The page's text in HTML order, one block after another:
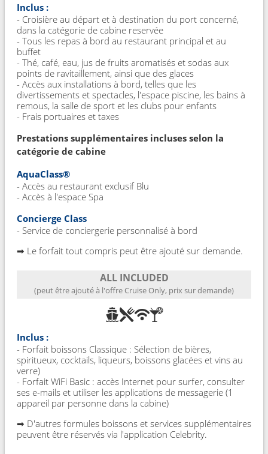
Inclus :
- Croisière au départ et à destination du port concerné,
dans la catégorie de cabine reservée
- Tous les repas à bord au restaurant principal et au
buffet
- Thé, café, eau, jus de fruits aromatisés et sodas aux
points de ravitaillement, ainsi que des glaces
- Accès aux installations à bord, telles que les
divertissements et spectacles, l'espace piscine, les bains à
remous, la salle de sport et les clubs pour enfants
- Frais portuaires et taxes
Prestations supplémentaires incluses selon la
catégorie de cabine
AquaClass®
- Accès au restaurant exclusif Blu
- Accès à l'espace Spa
Concierge Class
- Service de conciergerie personnalisé à bord
➡ Le forfait tout compris peut être ajouté sur demande.
ALL INCLUDED
(peut être ajouté à l'offre Cruise Only, prix sur demande)
Inclus :
- Forfait boissons Classique : Sélection de bières,
spiritueux, cocktails, liqueurs, boissons glacées et vins au
verre)
- Forfait WiFi Basic : accès Internet pour surfer, consulter
ses e-mails et utiliser les applications de messagerie (1
appareil par personne dans la cabine)
➡ D'autres formules boissons et services supplémentaires
peuvent être réservés via l'application Celebrity.